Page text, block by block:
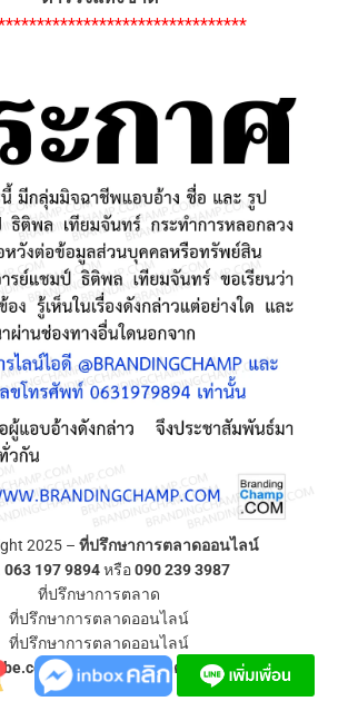
2025 – ที่ปรึกษาการตลาดออนไลน์
063 197 9894หรือ090 239 3987
ที่ปรึกษาการตลาด
ที่ปรึกษาการตลาดออนไลน์
ที่ปรึกษาการตลาดออนไลน์
ที่ปรึกษาการตลาดออนไลน์